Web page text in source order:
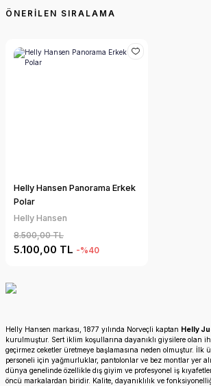
Helly Hansen Panorama Erkek
Polar
Helly Hansen
8.500,00 TL
5.100,00 TL -%40
Helly Hansen markası, 1877 yılında Norveçli kaptan Helly
kurulmuştur. Sert iklim koşullarına dayanıklı giysilere olan
geçirmez ceketler üretmeye başlamasına neden olmuştur. İlk
personeli için yağmurluklar, pantolonlar ve bez montlar yer
dünya genelinde özellikle dış giyim ve profesyonel iş
öncü markalardan biridir. Kalite, dayanıklılık ve